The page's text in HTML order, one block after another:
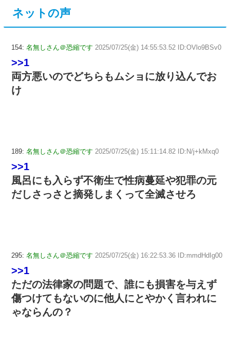
ネットの声
154: 名無しさん＠恐縮です 2025/07/25(金) 14:55:53.52 ID:OVlo9BSv0
>>1
両方悪いのでどちらもムショに放り込んでお
け
189: 名無しさん＠恐縮です 2025/07/25(金) 15:11:14.82 ID:N/j+kMxq0
>>1
風呂にも入らず不衛生で性病蔓延や犯罪の元
だしさっさと摘発しまくって全滅させろ
295: 名無しさん＠恐縮です 2025/07/25(金) 16:22:53.36 ID:mmdHdIg00
>>1
ただの法律家の問題で、誰にも損害を与えず
傷つけてもないのに他人にとやかく言われに
ゃならんの？